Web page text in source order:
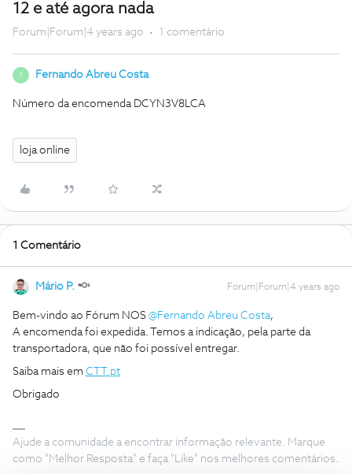
12 e até agora nada
Forum|Forum|4 years ago 1 comentário
F Fernando Abreu Costa
Número da encomenda DCYN3V8LCA
loja online
1 Comentário
Mário P. Forum|Forum|4 years ago
Bem-vindo ao Fórum NOS @Fernando Abreu Costa,
A encomenda foi expedida. Temos a indicação, pela parte da
transportadora, que não foi possível entregar.
Saiba mais em CTT.pt
Obrigado
Ajude a comunidade a encontrar informação relevante. Marque
como "Melhor Resposta" e faça "Like" nos melhores comentários.